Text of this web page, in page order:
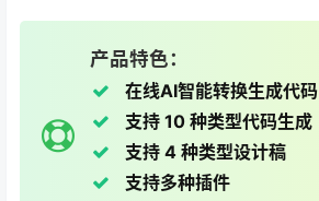
产品特色：
在线AI智能转换生成代码
支持 10 种类型代码生成
支持 4 种类型设计稿
支持多种插件